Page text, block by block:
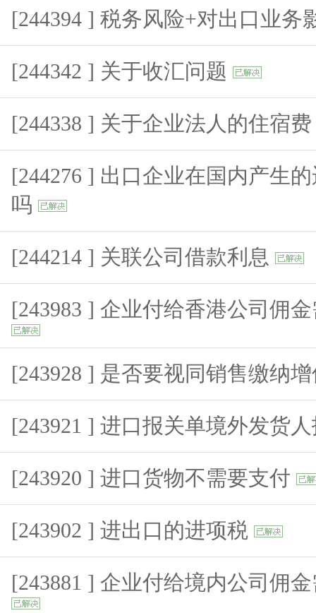
[244394 ] 税务风险+对出口业务
[244342 ] 关于收汇问题
[244338 ] 关于企业法人的住宿
[244276 ] 出口企业在国内产生
吗
[244214 ] 关联公司借款利息
[243983 ] 企业付给香港公司佣
[243928 ] 是否要视同销售缴纳
[243921 ] 进口报关单境外发货
[243920 ] 进口货物不需要支付
[243902 ] 进出口的进项税
[243881 ] 企业付给境内公司佣